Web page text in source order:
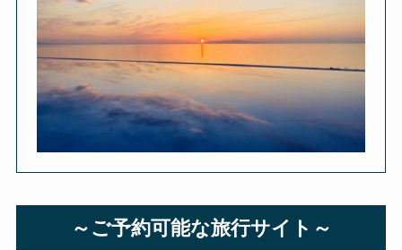
～ご予約可能な旅行サイト～